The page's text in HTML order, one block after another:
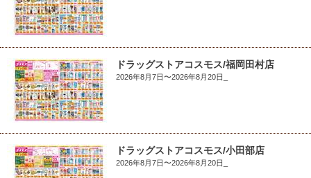
ドラッグストアコスモス/福岡田村店
2026年8月7日〜2026年8月20日_
ドラッグストアコスモス/小田部店
2026年8月7日〜2026年8月20日_